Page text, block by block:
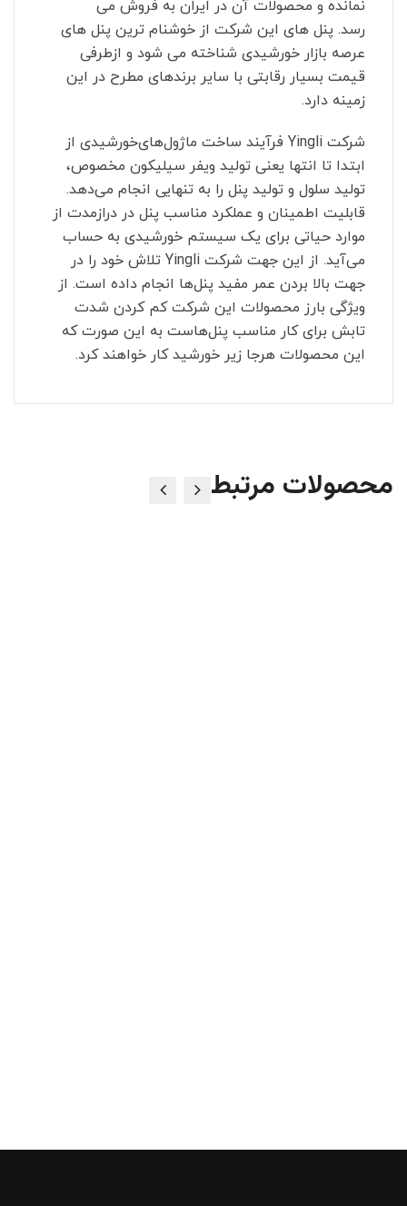
نمانده و محصولات آن در ایران به فروش می
رسد. پنل های این شرکت از خوشنام ترین پنل های
عرصه بازار خورشیدی شناخته می شود و ازطرفی
قیمت بسیار رقابتی با سایر برندهای مطرح در این
زمینه دارد.
شرکت Yingli فرآیند ساخت ماژول‌های‌خورشیدی از
ابتدا تا انتها یعنی تولید ویفر سیلیکون مخصوص،
تولید سلول و تولید پنل را به تنهایی انجام می‌دهد.
قابلیت اطمینان و عملکرد مناسب پنل در درازمدت از
موارد حیاتی برای یک سیستم خورشیدی به حساب
می‌آید. از این جهت شرکت Yingli تلاش خود را در
جهت بالا بردن عمر مفید پنل‌ها انجام داده است. از
ویژگی بارز محصولات این شرکت کم کردن شدت
تابش برای کار مناسب پنل‌هاست به این صورت که
این محصولات هرجا زیر خورشید کار خواهند کرد.
محصولات مرتبط